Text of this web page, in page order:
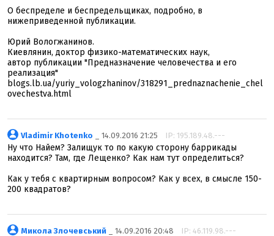
О беспределе и беспредельщиках, подробно, в
нижеприведенной публикации.
Юрий Вологжанинов.
Киевлянин, доктор физико-математических наук,
автор публикации "Предназначение человечества и его
реализация"
blogs.lb.ua/yuriy_vologzhaninov/318291_prednaznachenie_chel
ovechestva.html
Vladimir Khotenko _ 14.09.2016 21:25 IP: 195.189.48.---
Ну что Найем? Залищук то по какую сторону баррикады
находится? Там, где Лещенко? Как нам тут определиться?
Как у тебя с квартирным вопросом? Как у всех, в смысле 150-
200 квадратов?
Микола Злочевський _ 14.09.2016 20:48 IP: 46.119.98.---